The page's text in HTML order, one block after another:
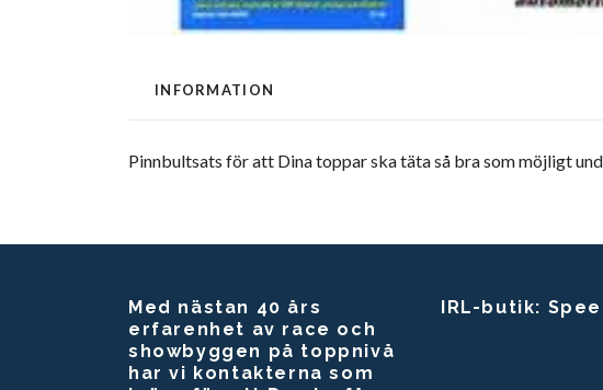
INFORMATION
Pinnbultsats för att Dina toppar ska täta så bra som möjligt
Med nästan 40 års
erfarenhet av race och
showbyggen på toppnivå
har vi kontakterna som
IRL-butik: